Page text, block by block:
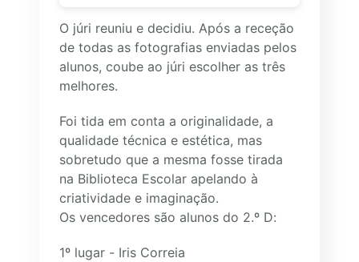
O júri reuniu e decidiu. Após a receção
de todas as fotografias enviadas pelos
alunos, coube ao júri escolher as três
melhores.
Foi tida em conta a originalidade, a
qualidade técnica e estética, mas
sobretudo que a mesma fosse tirada
na Biblioteca Escolar apelando à
criatividade e imaginação.
Os vencedores são alunos do 2.º D:
1º lugar - Iris Correia